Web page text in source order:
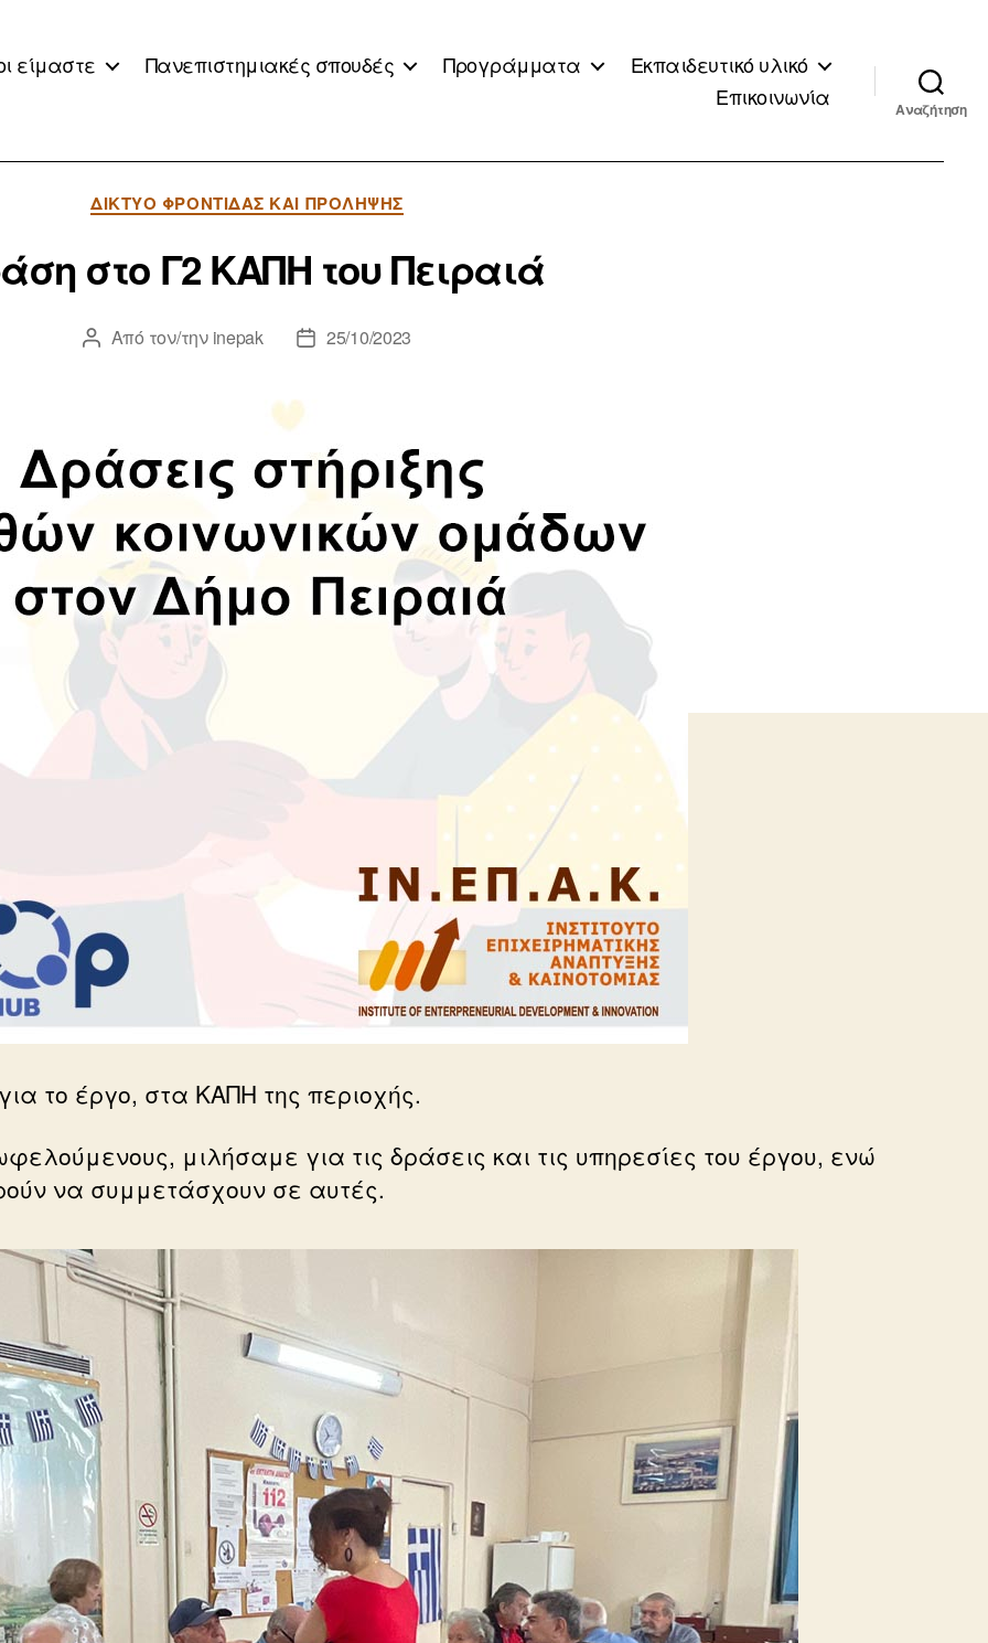
είμαστε Πανεπιστημιακές σπουδές Προγράμματα
Εκπαιδευτικό υλικό
Επικοινωνία
Αναζήτηση
Κατηγορίες
ΔΊΚΤΥΟ ΦΡΟΝΤΊΔΑΣ ΚΑΙ ΠΡΌΛΗΨΗΣ
στο Γ2 ΚΑΠΗ του Πειραιά
Συντάκτης
Από τον/την inepak
Ημ.25/10/2023
το έργο, στα ΚΑΠΗ της περιοχής.
μιλήσαμε για τις δράσεις και τις υπηρεσίες του έργου, ενώ
να συμμετάσχουν σε αυτές.